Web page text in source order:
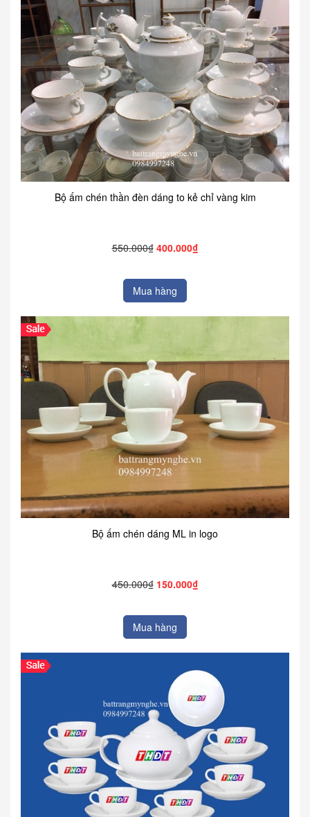
Bộ ấm chén thần đèn dáng to kẻ chỉ vàng kim
550.000₫ 400.000₫
Mua hàng
Bộ ấm chén dáng ML in logo
450.000₫ 150.000₫
Mua hàng